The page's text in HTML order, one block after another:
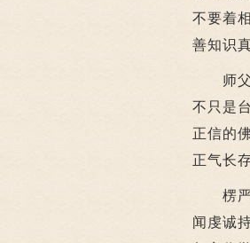
不要着
善知识
师父
不只是
正信的
正气长
楞严
闻虔诚